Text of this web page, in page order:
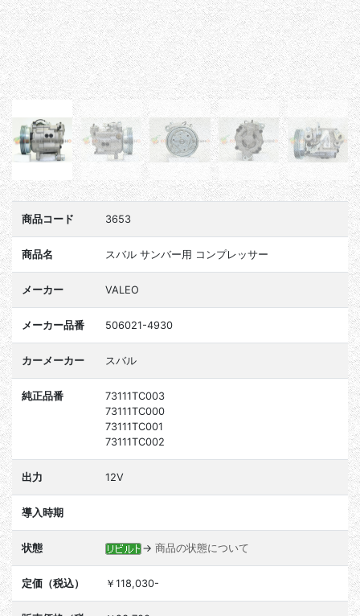
商品コード 3653
商品名 スバル サンバー用 コンプレッサー
メーカー VALEO
メーカー品番 506021-4930
カーメーカー スバル
純正品番
73111TC003
73111TC000
73111TC001
73111TC002
出力 12V
導入時期
状態 → 商品の状態について
定価（税込） ￥118,030-